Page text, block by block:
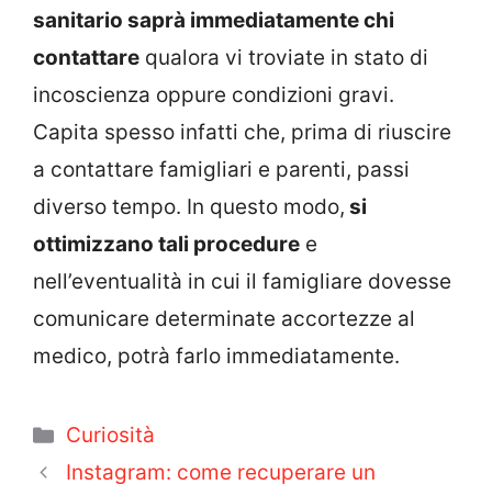
sanitario saprà immediatamente chi
contattare qualora vi troviate in stato di
incoscienza oppure condizioni gravi.
Capita spesso infatti che, prima di riuscire
a contattare famigliari e parenti, passi
diverso tempo. In questo modo, si
ottimizzano tali procedure e
nell’eventualità in cui il famigliare dovesse
comunicare determinate accortezze al
medico, potrà farlo immediatamente.
Categorie
Curiosità
Instagram: come recuperare un